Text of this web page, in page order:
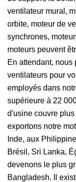
ventilateur mural,
orbite, moteur de
synchrones,
moteurs peuvent
En attendant,
ventilateurs pour
employés dans
supérieure à 22
d'usine couvre
exportons notre
Inde, aux
Brésil, Sri Lanka,
devenons le plus
Bangladesh. Il